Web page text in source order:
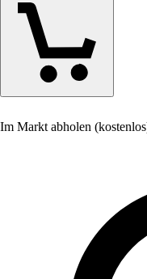
Im Markt abholen